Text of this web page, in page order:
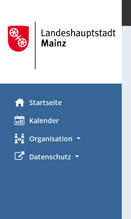
Startseite
Kalender
Organisation
Datenschutz